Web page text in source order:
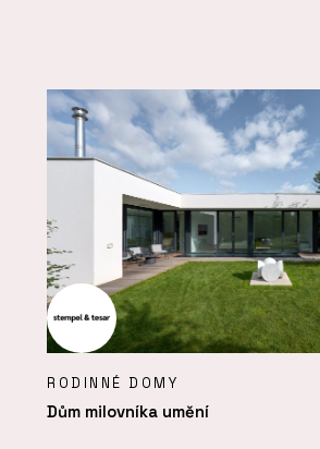
RODINNÉ DOMY
Dům milovníka umění